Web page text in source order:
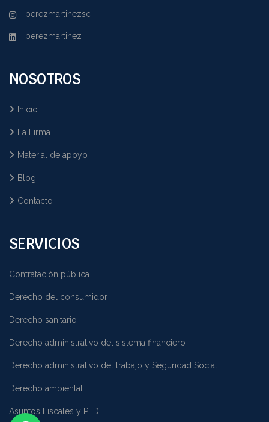
perezmartinezsc
perezmartinez
NOSOTROS
Inicio
La Firma
Material de apoyo
Blog
Contacto
SERVICIOS
Contratación pública
Derecho del consumidor
Derecho sanitario
Derecho administrativo del sistema financiero
Derecho administrativo del trabajo y Seguridad Social
Derecho ambiental
Asuntos Fiscales y PLD